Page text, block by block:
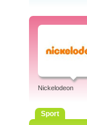
Nickelodeon
Sport